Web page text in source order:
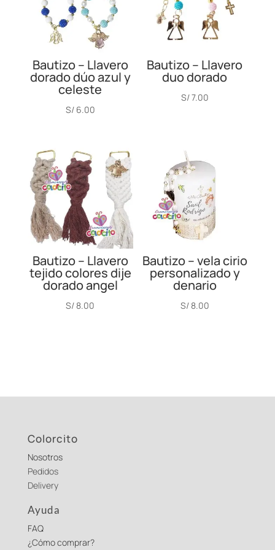
Bautizo – Llavero
dorado dúo azul y
celeste
S/6.00
Bautizo – Llavero
duo dorado
S/7.00
Bautizo – Llavero
tejido colores dije
dorado angel
S/ 8.00
Bautizo – vela cirio
personalizado y
denario
S/8.00
Colorcito
Nosotros
Pedidos
Delivery
Ayuda
FAQ
¿Cómo comprar?